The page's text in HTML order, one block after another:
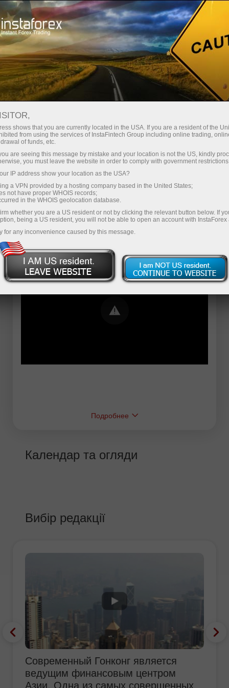
Трейдерам Форекс аналитика
Форекс ТВ
Форекс-видео новости
Error loading YouTube: Video could not be
played
Подробнее
Календар та огляди
Вибір редакції
Современный Гонконг является
ведущим финансовым центром
Азии. Одна из самых совершенных
shows that you are currently located in the USA. If you are a resident of the
from using the services of InstaFintech Group including online trading,
of funds, etc.
are seeing this message by mistake and your location is not the US, kindly
you must leave the website in order to comply with government
IP address show your location as the USA?
a VPN provided by a hosting company based in the United States;
not have proper WHOIS records;
in the WHOIS geolocation database.
whether you are a US resident or not by clicking the relevant button below. If
being a US resident, you will not be able to open an account with InstaForex
for any inconvenience caused by this message.